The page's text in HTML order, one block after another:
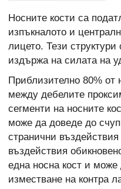
Носните кости са
изпъкналото и
лицето. Тези
издържа на силата на
Приблизително 80% от
между дебелите
сегменти на носните
може да доведе до
странични
въздействия
една носна кост и
изместване на контра